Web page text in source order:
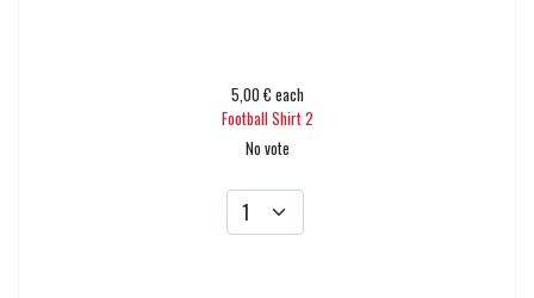
5,00 € each
Football Shirt 2
No vote